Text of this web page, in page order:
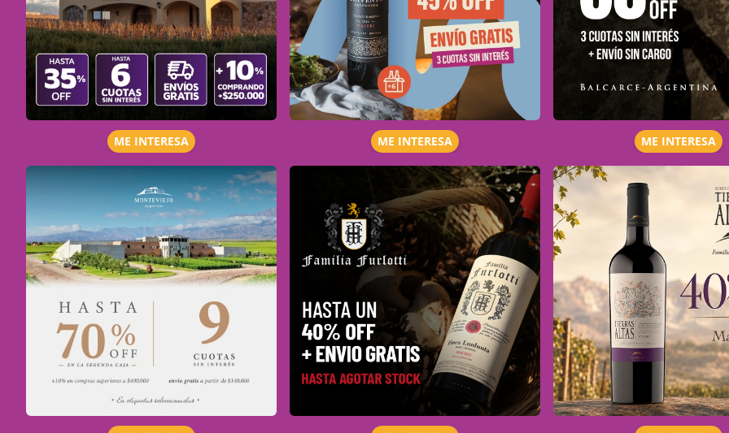
ME INTERESA ME INTERESA ME INTERESA